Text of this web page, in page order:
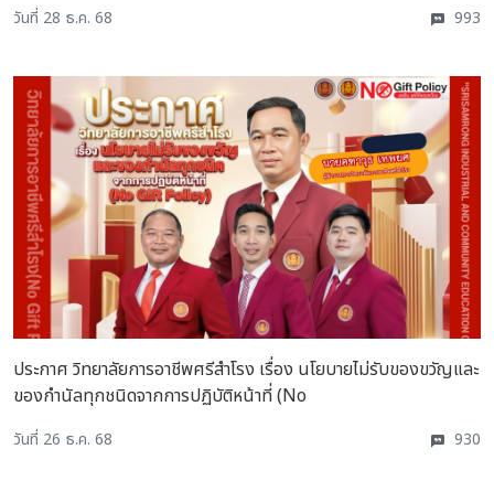
วันที่ 28 ธ.ค. 68 993
ประกาศ วิทยาลัยการอาชีพศรีสำโรง เรื่อง นโยบายไม่รับของขวัญและ
ของกำนัลทุกชนิดจากการปฏิบัติหน้าที่ (No
วันที่ 26 ธ.ค. 68 930